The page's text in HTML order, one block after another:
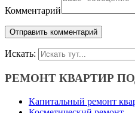
Комментарий
Искать:
РЕМОНТ КВАРТИР
Капитальный ремонт